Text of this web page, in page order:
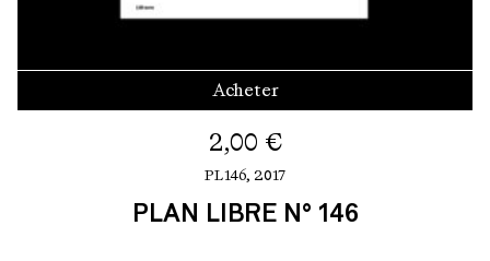
Acheter
2,00 €
PL146, 2017
PLAN LIBRE N° 146